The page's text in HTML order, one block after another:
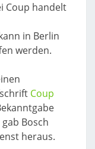
Coup handelt
in Berlin
werden.
Coup
Bosch
heraus.